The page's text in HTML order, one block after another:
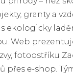
granty a
ekologicky
Web
fotoostříku
e-shop.